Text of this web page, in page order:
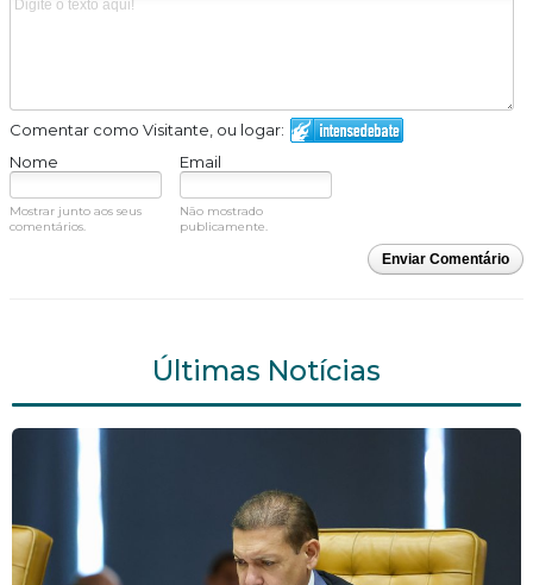
Comentar como Visitante, ou logar:
Nome
Email
Mostrar junto aos seus
comentários.
Não mostrado
publicamente.
Enviar Comentário
Últimas Notícias